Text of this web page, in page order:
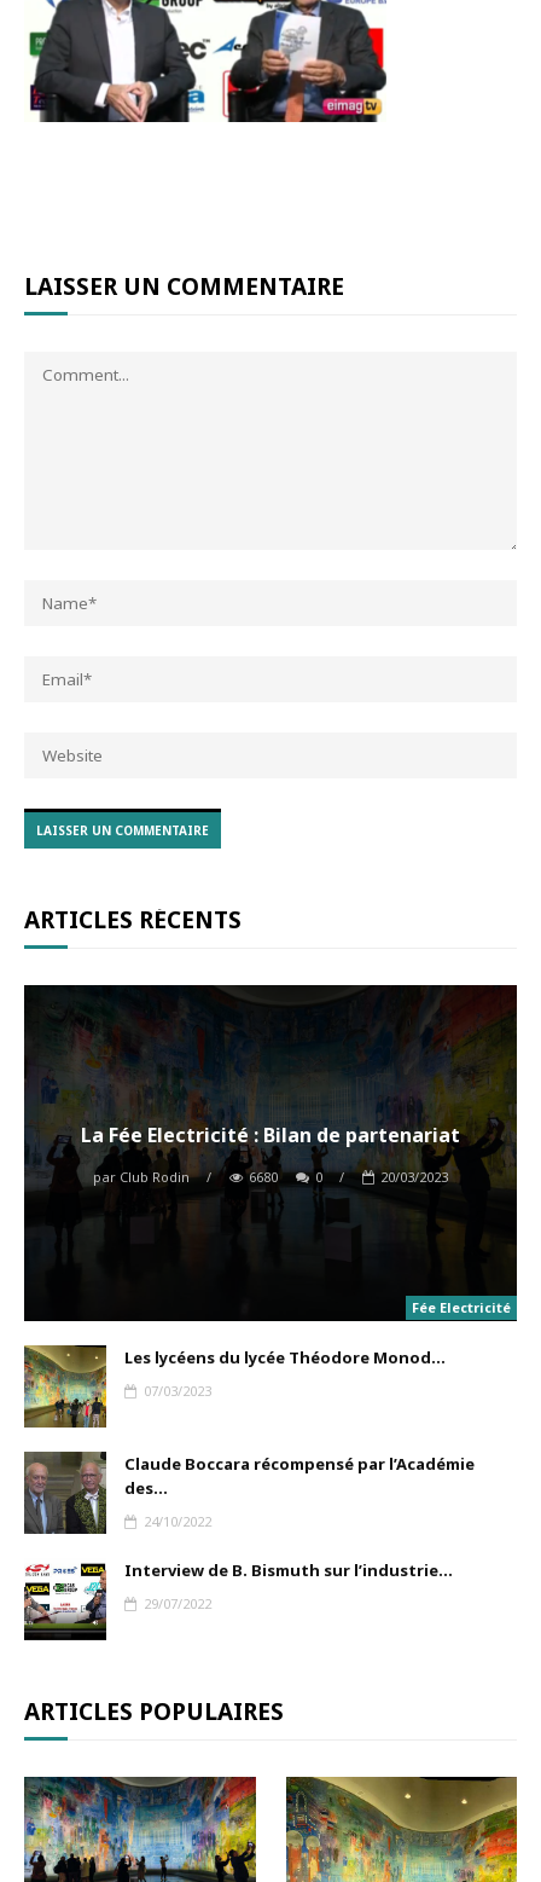
LAISSER UN COMMENTAIRE
ARTICLES RÉCENTS
Fée Electricité
La Fée Electricité : Bilan de partenariat
par Club Rodin / 6680 0 / 20/03/2023
Les lycéens du lycée Théodore Monod...
07/03/2023
Claude Boccara récompensé par l’Académie
des...
24/10/2022
Interview de B. Bismuth sur l’industrie...
29/07/2022
ARTICLES POPULAIRES